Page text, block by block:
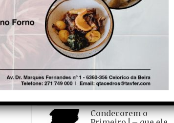
Falso crescimento…
Autor: Nuno Pereira
1 de Agosto de 2026
Tadei Pogacar vence o
“Tour” – A “Volta a
França em Bicicleta”
pela quinta vez! Autor:
João Dinis
Condecorem o